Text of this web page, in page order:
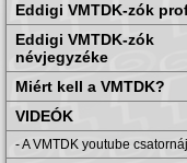
Eddigi VMTDK-zók
Eddigi VMTDK-zók
névjegyzéke
Miért kell a VMTDK?
VIDEÓK
- A VMTDK youtube